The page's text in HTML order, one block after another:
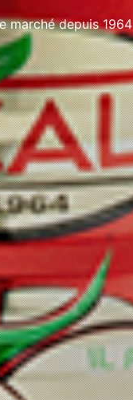
marché depuis 1964